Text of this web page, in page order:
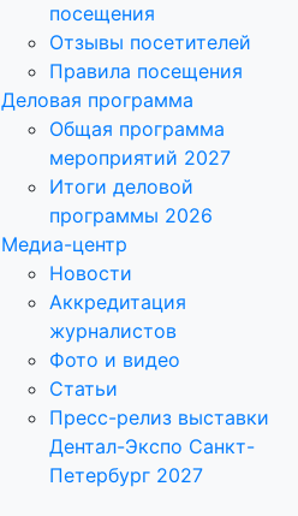
посещения
Отзывы посетителей
Правила посещения
Деловая программа
Общая программа
мероприятий 2027
Итоги деловой
программы 2026
Медиа-центр
Новости
Аккредитация
журналистов
Фото и видео
Статьи
Пресс-релиз выставки
Дентал-Экспо Санкт-
Петербург 2027